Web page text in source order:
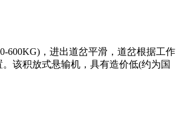
600KG)，进出道岔平滑，道岔根据工作
该积放式悬输机，具有造价低(约为国